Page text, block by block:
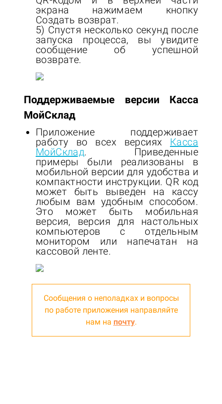
экрана нажимаем кнопку
Создать возврат.
5) Спустя несколько секунд после
запуска процесса, вы увидите
сообщение об успешной
возврате.
Поддерживаемые версии Касса
МойСклад
Приложение поддерживает
работу во всех версиях Касса
МойСклад. Приведенные
примеры были реализованы в
мобильной версии для удобства и
компактности инструкции. QR код
может быть выведен на кассу
любым вам удобным способом.
Это может быть мобильная
версия, версия для настольных
компьютеров с отдельным
монитором или напечатан на
кассовой ленте.
Сообщения о неполадках и вопросы
по работе приложения направляйте
нам на почту.